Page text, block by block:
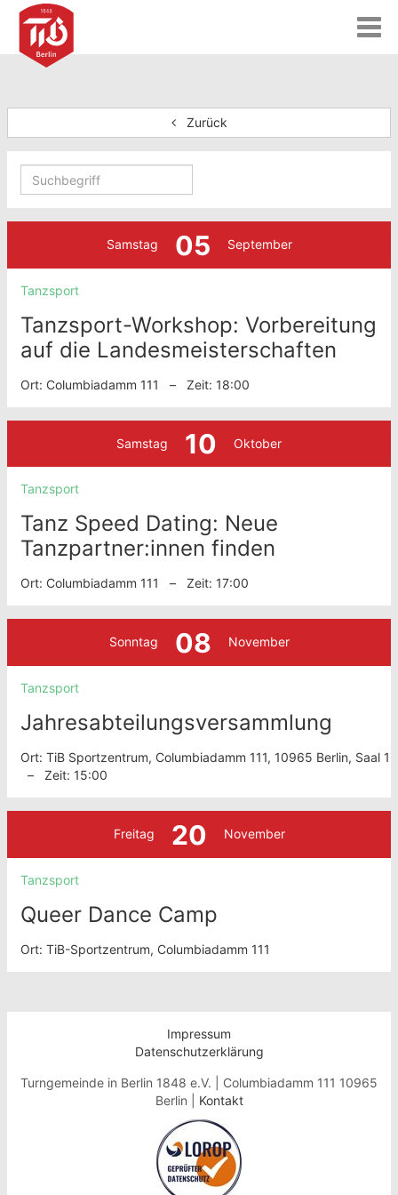
T
o
e
a
o
Zurück
Samstag 05 September
Tanzsport
Tanzsport-Workshop: Vorbereitung
auf die Landesmeisterschaften
Ort: Columbiadamm 111 – Zeit: 18:00
Samstag 10 Oktober
Tanzsport
Tanz Speed Dating: Neue
Tanzpartner:innen finden
Ort: Columbiadamm 111 – Zeit: 17:00
Sonntag 08 November
Tanzsport
Jahresabteilungsversammlung
Ort: TiB Sportzentrum, Columbiadamm 111, 10965 Berlin, Saal 1
– Zeit: 15:00
Freitag 20 November
Tanzsport
Queer Dance Camp
Ort: TiB-Sportzentrum, Columbiadamm 111
Impressum
Datenschutzerklärung
Turngemeinde in Berlin 1848 e.V. | Columbiadamm 111 10965
Berlin | Kontakt